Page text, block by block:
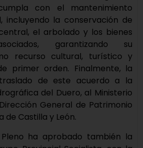
con el mantenimiento
incluyendo la conservación de
el arbolado y los bienes
garantizando su
recurso cultural, turístico y
primer orden. Finalmente, la
de este acuerdo a la
del Duero, al Ministerio
General de Patrimonio
de Castilla y León.
ha aprobado también la